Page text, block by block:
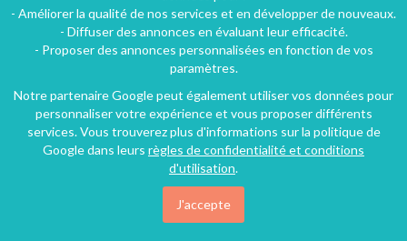
140€/nuit
- Améliorer la qualité de nos services et en développer de nouveaux.
- Diffuser des annonces en évaluant leur efficacité.
- Proposer des annonces personnalisées en fonction de vos
paramètres.
Notre partenaire Google peut également utiliser vos données pour
personnaliser votre expérience et vous proposer différents
services. Vous trouverez plus d'informations sur la politique de
Google dans leurs règles de confidentialité et conditions
d'utilisation.
J'accepte